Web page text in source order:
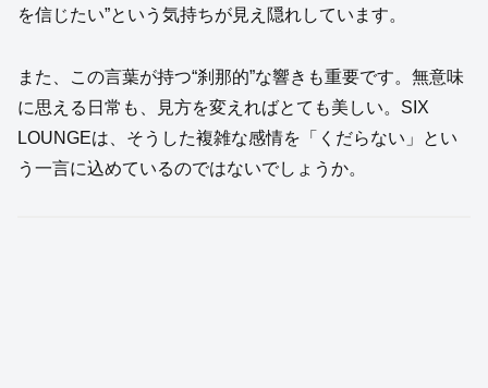
を信じたい”という気持ちが見え隠れしています。
また、この言葉が持つ“刹那的”な響きも重要です。無意味
に思える日常も、見方を変えればとても美しい。SIX
LOUNGEは、そうした複雑な感情を「くだらない」とい
う一言に込めているのではないでしょうか。